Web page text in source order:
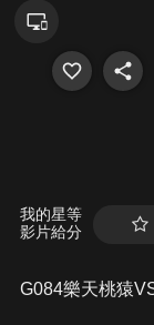
我的星等
影片給分
G084樂天桃猿